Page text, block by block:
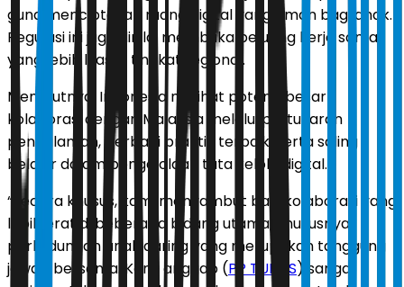
guna menciptakan ruang digital yang aman bagi anak.
Regulasi ini juga dinilai membuka peluang kerja sama
yang lebih luas di tingkat regional.
Menurutnya, Indonesia melihat potensi besar
kolaborasi dengan Malaysia melalui pertukaran
pengalaman, berbagi praktik terbaik, serta saling
belajar dalam pengelolaan tata kelola digital.
“Secara khusus, kami menyambut baik kolaborasi yang
lebih erat di beberapa bidang utama, khususnya
perlindungan anak daring yang merupakan tanggung
jawab bersama. Kami anggap (PP TUNAS) sangat